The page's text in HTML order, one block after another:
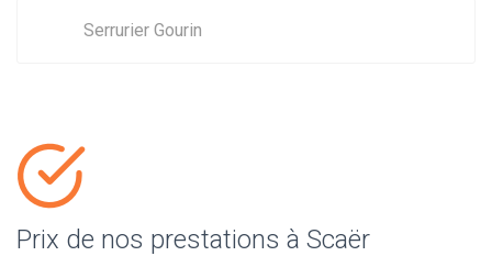
Serrurier Gourin
Prix de nos prestations à Scaër